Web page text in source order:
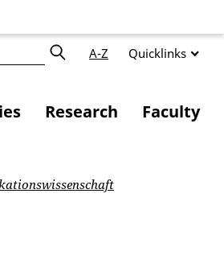
A-Z Quicklinks
Research Faculty